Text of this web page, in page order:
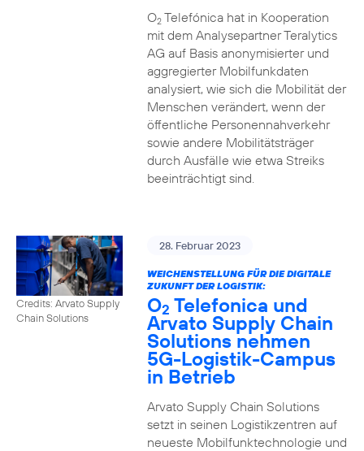
O2Telefónica hat in Kooperation
mit dem Analysepartner Teralytics
AG auf Basis anonymisierter und
aggregierter Mobilfunkdaten
analysiert, wie sich die Mobilität der
Menschen verändert, wenn der
öffentliche Personennahverkehr
sowie andere Mobilitätsträger
durch Ausfälle wie etwa Streiks
beeinträchtigt sind.
Credits: Arvato Supply
Chain Solutions
28. Februar 2023
WEICHENSTELLUNG FÜR DIE DIGITALE
ZUKUNFT DER LOGISTIK:
O2 Telefonica und
Arvato Supply Chain
Solutions nehmen
5G-Logistik-Campus
in Betrieb
Arvato Supply Chain Solutions
setzt in seinen Logistikzentren auf
neueste Mobilfunktechnologie und